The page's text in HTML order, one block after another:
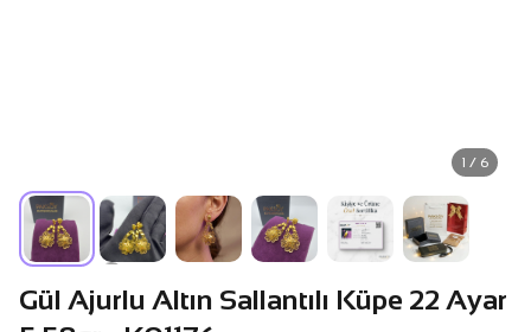
1 / 6
Gül Ajurlu Altın Sallantılı Küpe 22 Ayar